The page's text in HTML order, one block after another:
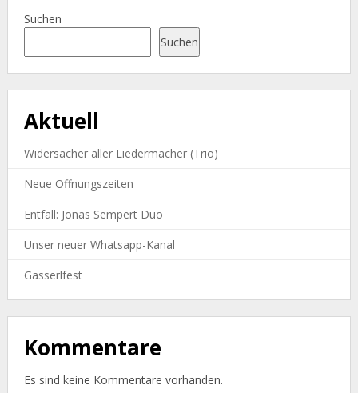
Suchen
Suchen
Aktuell
Widersacher aller Liedermacher (Trio)
Neue Öffnungszeiten
Entfall: Jonas Sempert Duo
Unser neuer Whatsapp-Kanal
Gasserlfest
Kommentare
Es sind keine Kommentare vorhanden.